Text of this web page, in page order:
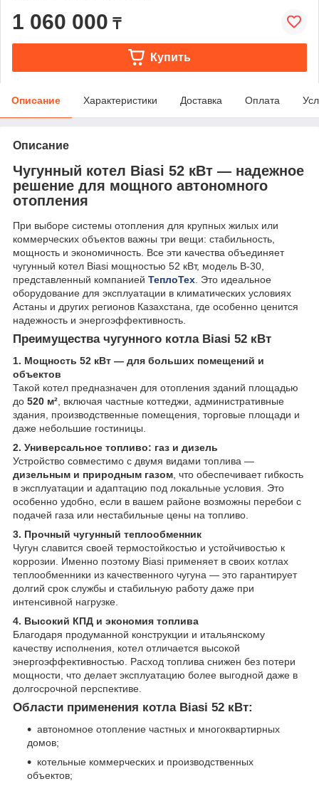
1 060 000 ₸
Купить
Описание Характеристики Доставка Оплата
Описание
Чугунный котел Biasi 52 кВт — надежное
решение для мощного автономного
отопления
При выборе системы отопления для крупных жилых или
коммерческих объектов важны три вещи: стабильность,
мощность и экономичность. Все эти качества объединяет
чугунный котел Biasi мощностью 52 кВт, модель B-30,
представленный компанией ТеплоТех. Это идеальное
оборудование для эксплуатации в климатических условиях
Астаны и других регионов Казахстана, где особенно ценится
надежность и энергоэффективность.
Преимущества чугунного котла Biasi 52 кВт
1. Мощность 52 кВт — для больших помещений и
объектов
Такой котел предназначен для отопления зданий площадью
до 520 м², включая частные коттеджи, административные
здания, производственные помещения, торговые площади и
даже небольшие гостиницы.
2. Универсальное топливо: газ и дизель
Устройство совместимо с двумя видами топлива —
дизельным и природным газом, что обеспечивает гибкость
в эксплуатации и адаптацию под локальные условия. Это
особенно удобно, если в вашем районе возможны перебои с
подачей газа или нестабильные цены на топливо.
3. Прочный чугунный теплообменник
Чугун славится своей термостойкостью и устойчивостью к
коррозии. Именно поэтому Biasi применяет в своих котлах
теплообменники из качественного чугуна — это гарантирует
долгий срок службы и стабильную работу даже при
интенсивной нагрузке.
4. Высокий КПД и экономия топлива
Благодаря продуманной конструкции и итальянскому
качеству исполнения, котел отличается высокой
энергоэффективностью. Расход топлива снижен без потери
мощности, что делает эксплуатацию более выгодной даже в
долгосрочной перспективе.
Области применения котла Biasi 52 кВт:
автономное отопление частных и многоквартирных
домов;
котельные коммерческих и производственных
объектов;